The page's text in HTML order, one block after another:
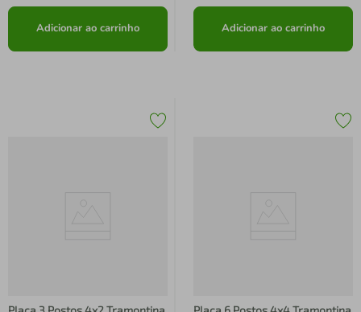
Adicionar ao carrinho Adicionar ao carrinho